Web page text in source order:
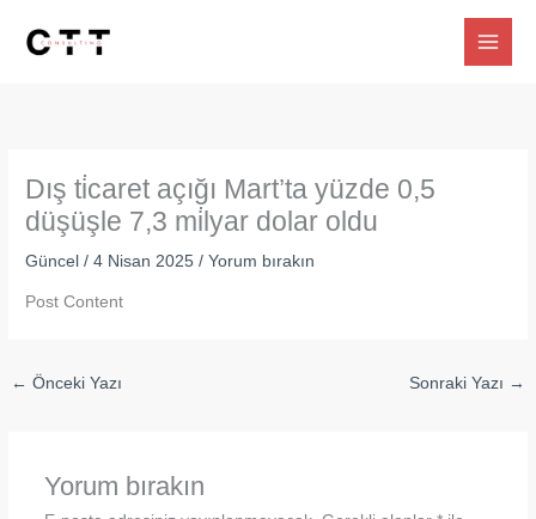
Dış ti̇caret açığı Mart’ta yüzde 0,5
düşüşle 7,3 mi̇lyar dolar oldu
Güncel /4 Nisan 2025/Yorum bırakın
Post Content
← Önceki Yazı Sonraki Yazı →
Yorum bırakın